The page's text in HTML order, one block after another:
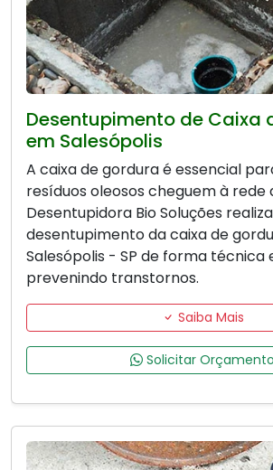
Desentupimento de Caixa
em Salesópolis
A caixa de gordura é essencial
resíduos oleosos cheguem à rede
Desentupidora Bio Soluções
desentupimento da caixa de
Salesópolis - SP de forma técnica
prevenindo transtornos.
Saiba Mais
Solicitar Orçamento